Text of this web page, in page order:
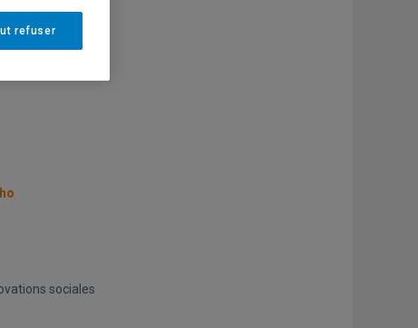
sociales
refuser